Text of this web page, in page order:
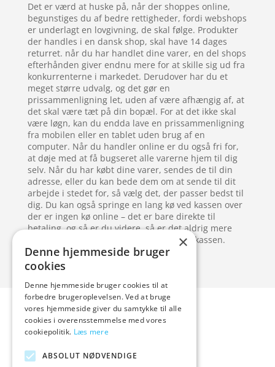
Det er værd at huske på, når der shoppes online,
begunstiges du af bedre rettigheder, fordi webshops
er underlagt en lovgivning, de skal følge. Produkter
der handles i en dansk shop, skal have 14 dages
returret. når du har handlet dine varer, en del shops
efterhånden giver endnu mere for at skille sig ud fra
konkurrenterne i markedet. Derudover har du et
meget større udvalg, og det gør en
prissammenligning let, uden af være afhængig af, at
det skal være tæt på din bopæl. For at det ikke skal
være løgn, kan du endda lave en prissammenligning
fra mobilen eller en tablet uden brug af en
computer. Når du handler online er du også fri for,
at døje med at få bugseret alle varerne hjem til dig
selv. Når du har købt dine varer, sendes de til din
adresse, eller du kan bede dem om at sende til dit
arbejde i stedet for, så vælg det, der passer bedst til
dig. Du kan også springe en lang kø ved kassen over
der er ingen kø online – det er bare direkte til
betaling, og så er du videre, så er det aldrig mere
ubehaget ved at stå alt for tæt i en kø til kassen.
Forside
Varer
Kontakt
Artikler
×
Denne hjemmeside bruger
cookies
Denne hjemmeside bruger cookies til at
forbedre brugeroplevelsen. Ved at bruge
vores hjemmeside giver du samtykke til alle
cookies i overensstemmelse med vores
cookiepolitik. Læs mere
ABSOLUT NØDVENDIGE